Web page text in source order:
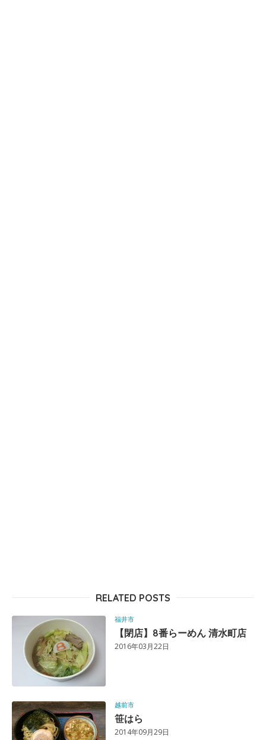
RELATED POSTS
福井市
【閉店】8番らーめん 清水町店
2016年03月22日
越前市
笹はら
2014年09月29日